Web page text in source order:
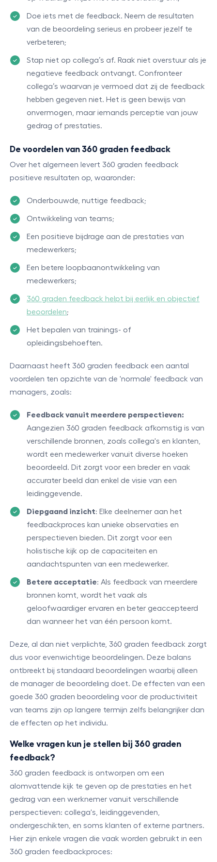
Doe iets met de feedback. Neem de resultaten
van de beoordeling serieus en probeer jezelf te
verbeteren;
Stap niet op collega’s af. Raak niet overstuur als je
negatieve feedback ontvangt. Confronteer
collega’s waarvan je vermoed dat zij de feedback
hebben gegeven niet. Het is geen bewijs van
onvermogen, maar iemands perceptie van jouw
gedrag of prestaties.
De voordelen van 360 graden feedback
Over het algemeen levert 360 graden feedback
positieve resultaten op, waaronder:
Onderbouwde, nuttige feedback;
Ontwikkeling van teams;
Een positieve bijdrage aan de prestaties van
medewerkers;
Een betere loopbaanontwikkeling van
medewerkers;
360 graden feedback helpt bij eerlijk en objectief
beoordelen;
Het bepalen van trainings- of
opleidingsbehoeften.
Daarnaast heeft 360 graden feedback een aantal
voordelen ten opzichte van de 'normale' feedback van
managers, zoals:
Feedback vanuit meerdere perspectieven:
Aangezien 360 graden feedback afkomstig is van
verschillende bronnen, zoals collega's en klanten,
wordt een medewerker vanuit diverse hoeken
beoordeeld. Dit zorgt voor een breder en vaak
accurater beeld dan enkel de visie van een
leidinggevende.
Diepgaand inzicht: Elke deelnemer aan het
feedbackproces kan unieke observaties en
perspectieven bieden. Dit zorgt voor een
holistische kijk op de capaciteiten en
aandachtspunten van een medewerker.
Betere acceptatie: Als feedback van meerdere
bronnen komt, wordt het vaak als
geloofwaardiger ervaren en beter geaccepteerd
dan wanneer het van één persoon komt.
Deze, al dan niet verplichte, 360 graden feedback zorgt
dus voor evenwichtige beoordelingen. Deze balans
ontbreekt bij standaard beoordelingen waarbij alleen
de manager de beoordeling doet. De effecten van een
goede 360 graden beoordeling voor de productiviteit
van teams zijn op langere termijn zelfs belangrijker dan
de effecten op het individu.
Welke vragen kun je stellen bij 360 graden
feedback?
360 graden feedback is ontworpen om een
alomvattende kijk te geven op de prestaties en het
gedrag van een werknemer vanuit verschillende
perspectieven: collega's, leidinggevenden,
ondergeschikten, en soms klanten of externe partners.
Hier zijn enkele vragen die vaak worden gebruikt in een
360 graden feedbackproces: